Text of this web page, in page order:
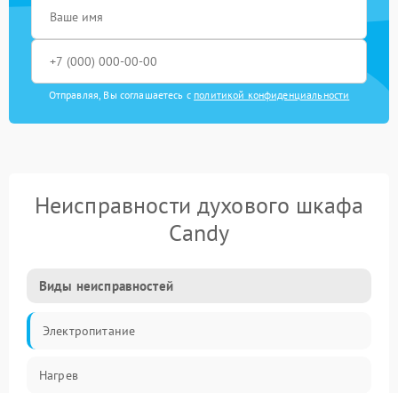
Отправляя, Вы соглашаетесь с политикой конфиденциальности
Неисправности духового шкафа
Candy
Виды неисправностей
Электропитание
Нагрев